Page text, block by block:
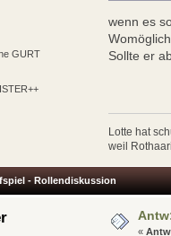
GURT
wenn es
Sollte er
Lotte hat
weil
- Rollendiskussion
«